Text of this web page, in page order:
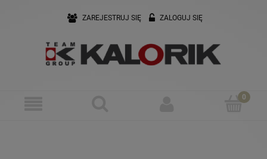
ZAREJESTRUJ SIĘ ZALOGUJ SIĘ